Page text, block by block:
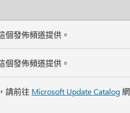
個發佈頻道提供。
個發佈頻道提供。
請前往 Microsoft Update Catalog網